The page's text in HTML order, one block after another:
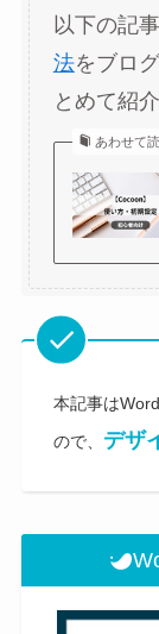
以下の記事
法をブロ
とめて紹
あわせて
本記事は
ので、 デザ